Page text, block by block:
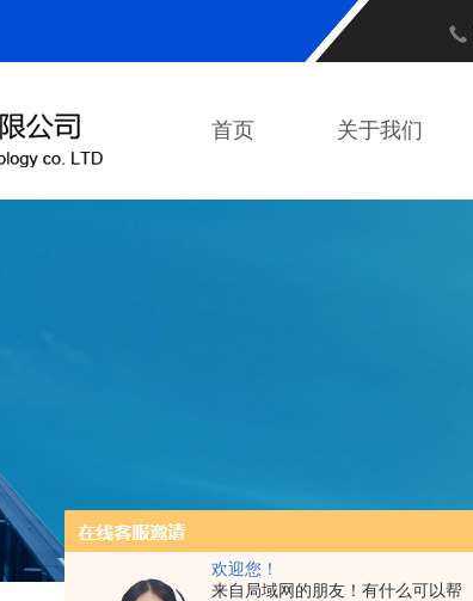
欢迎您！
来自局域网的朋友！有什么可以帮
首页 关于我们